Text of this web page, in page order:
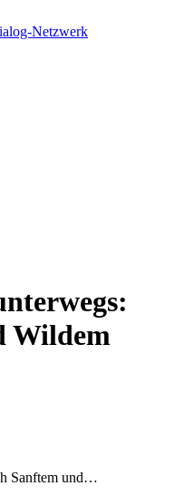
Wildem
Sanftem und…